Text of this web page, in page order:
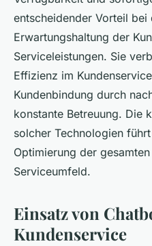
entscheidender Vorteil bei
Erwartungshaltung der
Serviceleistungen. Sie
Effizienz im
Kundenbindung durch
konstante Betreuung. Die
solcher Technologien
Optimierung der
Serviceumfeld.
Einsatz von
Kundenservice